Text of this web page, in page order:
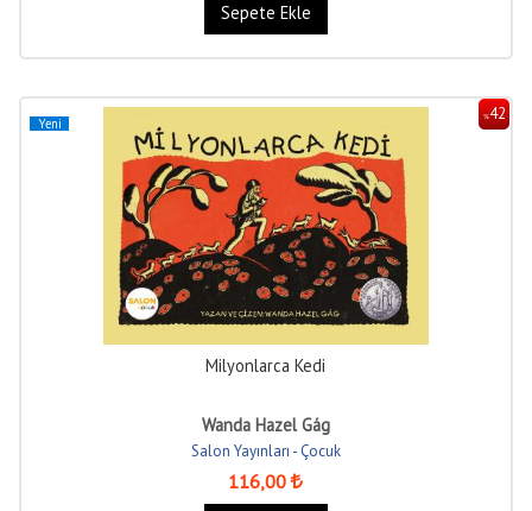
Sepete Ekle
%42
Yeni
Milyonlarca Kedi
Wanda Hazel Gág
Salon Yayınları - Çocuk
116,00